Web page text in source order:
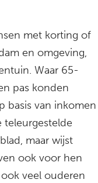
met korting of
en omgeving,
Waar 65-
pas konden
basis van inkomen
teleurgestelde
maar wijst
ook voor hen
veel ouderen